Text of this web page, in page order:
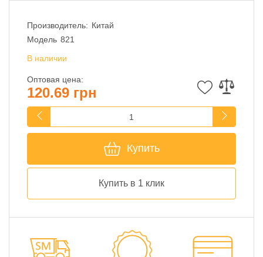
Производитель: Китай
Модель 821
В наличии
Оптовая цена:
120.69 грн
Купить
Купить в 1 клик